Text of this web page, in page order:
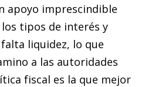
apoyo imprescindible
tipos de interés y
liquidez, lo que
a las autoridades
fiscal es la que mejor